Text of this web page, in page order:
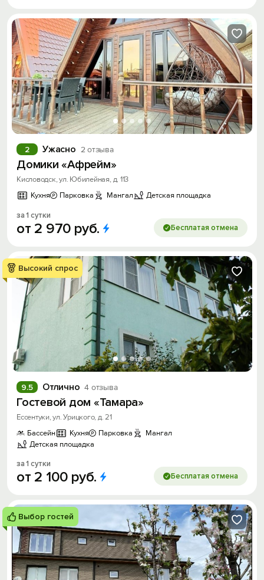
Ужасно 2 отзыва
2
Домики «Афрейм»
Кисловодск, ул. Юбилейная, д. 113
Кухня
Парковка Мангал Детская площадка
за 1 сутки
от 2 970 руб. Бесплатая отмена
Высокий спрос
Отлично 4 отзыва
9.5
Гостевой дом «Тамара»
Ессентуки, ул. Урицкого, д. 21
Бассейн
Кухня Парковка
Мангал
Детская площадка
за 1 сутки
от 2 100 руб. Бесплатая отмена
Выбор гостей